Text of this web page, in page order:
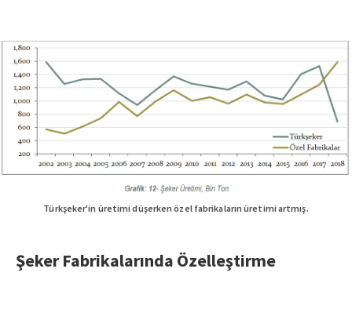
Türkşeker'in üretimi düşerken özel fabrikaların üretimi artmış.
Şeker Fabrikalarında Özelleştirme